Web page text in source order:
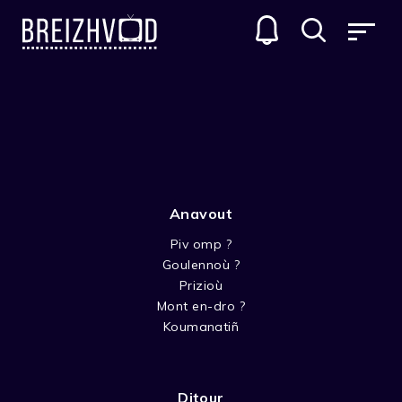
AR YERIGOÙ
Anavout
Piv omp ?
Goulennoù ?
Prizioù
Mont en-dro ?
Koumanatiñ
Ditour